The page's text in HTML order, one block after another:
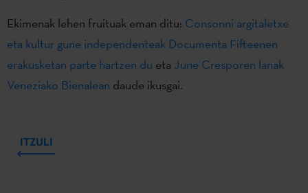
Ekimenak lehen fruituak eman ditu: Consonni argitaletxe
eta kultur gune independenteak Documenta Fifteenen
erakusketan parte hartzen du eta June Cresporen lanak
Veneziako Bienalean daude ikusgai.
ITZULI